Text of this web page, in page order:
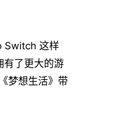
Switch 这样
有了更大的游
梦想生活》带